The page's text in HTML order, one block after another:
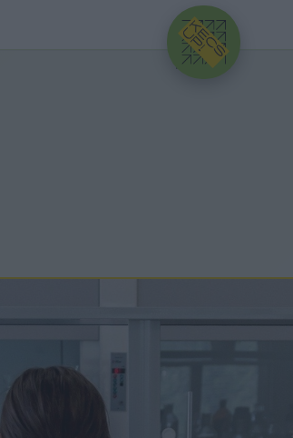
HIRDETÉS